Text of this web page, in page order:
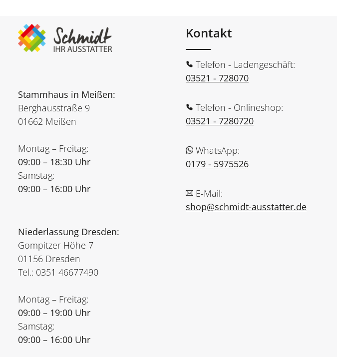
Stammhaus in Meißen:
Berghausstraße 9
01662 Meißen
Montag – Freitag:
09:00 – 18:30 Uhr
Samstag:
09:00 – 16:00 Uhr
Niederlassung Dresden:
Gompitzer Höhe 7
01156 Dresden
Tel.: 0351 46677490
Montag – Freitag:
09:00 – 19:00 Uhr
Samstag:
09:00 – 16:00 Uhr
Kontakt
Telefon - Ladengeschäft:
03521 - 728070
Telefon - Onlineshop:
03521 - 7280720
WhatsApp:
0179 - 5975526
E-Mail:
shop@schmidt-ausstatter.de